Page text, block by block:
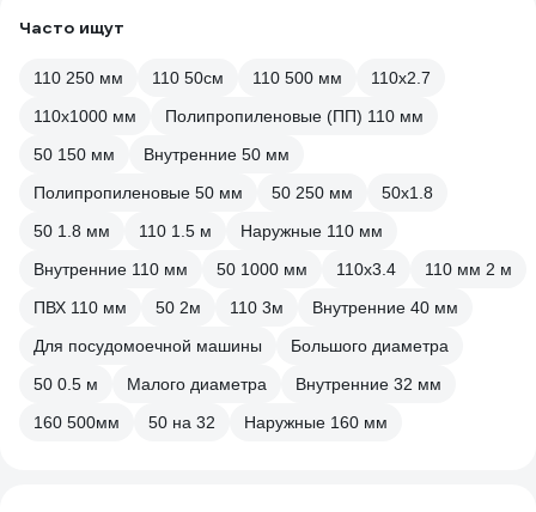
Часто ищут
110 250 мм 110 50см 110 500 мм
110х2.7
110х1000 мм
Полипропиленовые (ПП) 110 мм
50 150 мм
Внутренние 50 мм
Полипропиленовые 50 мм
50 250 мм
50x1.8
50 1.8 мм
110 1.5 м
Наружные 110 мм
Внутренние 110 мм
50 1000 мм 110х3.4
110 мм 2 м
ПВХ 110 мм
50 2м 110 3м
Внутренние 40 мм
Для посудомоечной машины
Большого диаметра
50 0.5 м
Малого диаметра
Внутренние 32 мм
160 500мм
50 на 32 Наружные 160 мм